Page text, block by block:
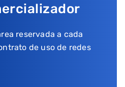
reservada a cada
de uso de redes